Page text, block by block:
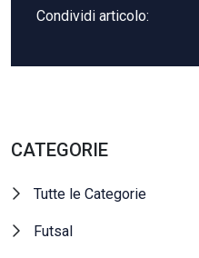
Condividi articolo:
CATEGORIE
Tutte le Categorie
Futsal